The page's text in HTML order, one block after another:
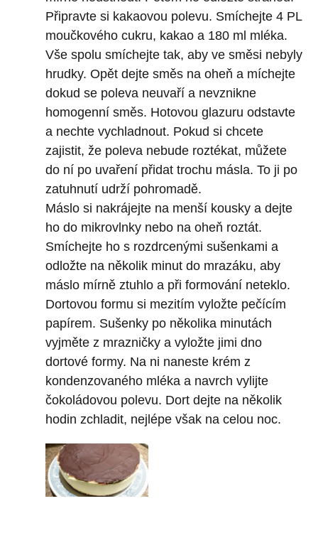
Připravte si kakaovou polevu. Smíchejte 4 PL
moučkového cukru, kakao a 180 ml mléka.
Vše spolu smíchejte tak, aby ve směsi nebyly
hrudky. Opět dejte směs na oheň a míchejte
dokud se poleva neuvaří a nevznikne
homogenní směs. Hotovou glazuru odstavte
a nechte vychladnout. Pokud si chcete
zajistit, že poleva nebude roztékat, můžete
do ní po uvaření přidat trochu másla. To ji po
zatuhnutí udrží pohromadě.
Máslo si nakrájejte na menší kousky a dejte
ho do mikrovlnky nebo na oheň roztát.
Smíchejte ho s rozdrcenými sušenkami a
odložte na několik minut do mrazáku, aby
máslo mírně ztuhlo a při formování neteklo.
Dortovou formu si mezitím vyložte pečícím
papírem. Sušenky po několika minutách
vyjměte z mrazničky a vyložte jimi dno
dortové formy. Na ni naneste krém z
kondenzovaného mléka a navrch vylijte
čokoládovou polevu. Dort dejte na několik
hodin zchladit, nejlépe však na celou noc.